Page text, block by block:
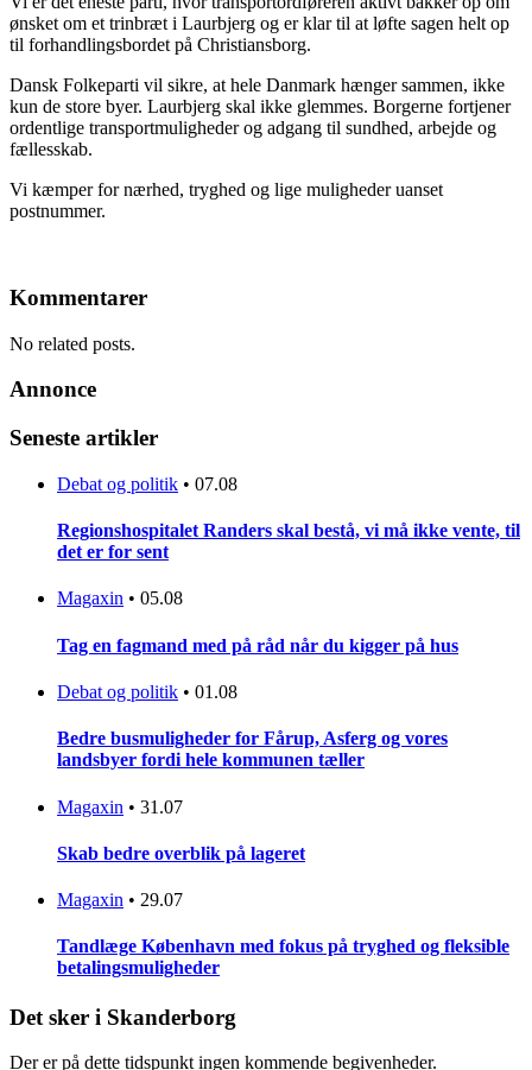
ønsket om et trinbræt i Laurbjerg og er klar til at løfte sagen helt op
til forhandlingsbordet på Christiansborg.
Dansk Folkeparti vil sikre, at hele Danmark hænger sammen, ikke
kun de store byer. Laurbjerg skal ikke glemmes. Borgerne fortjener
ordentlige transportmuligheder og adgang til sundhed, arbejde og
fællesskab.
Vi kæmper for nærhed, tryghed og lige muligheder uanset
postnummer.
Kommentarer
No related posts.
Annonce
Seneste artikler
Debat og politik • 07.08
Regionshospitalet Randers skal bestå, vi må ikke vente, til
det er for sent
Magaxin • 05.08
Tag en fagmand med på råd når du kigger på hus
Debat og politik • 01.08
Bedre busmuligheder for Fårup, Asferg og vores
landsbyer fordi hele kommunen tæller
Magaxin • 31.07
Skab bedre overblik på lageret
Magaxin • 29.07
Tandlæge København med fokus på tryghed og fleksible
betalingsmuligheder
Det sker i Skanderborg
Der er på dette tidspunkt ingen kommende begivenheder.